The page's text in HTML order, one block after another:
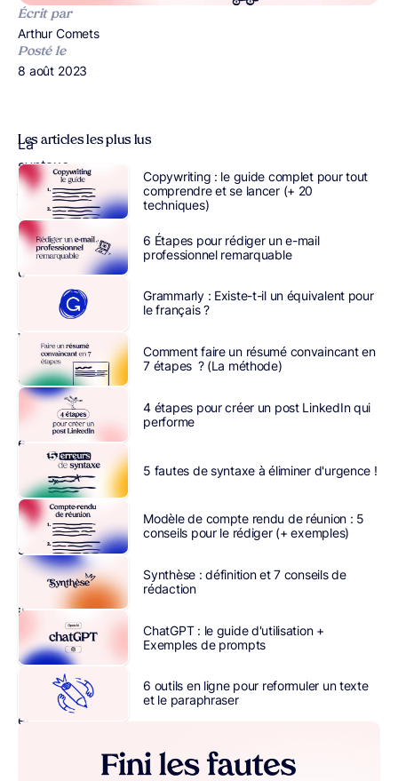
Écrit par
Publié par
Arthur Comets
Posté le
Publié le
8 août 2023
La
syntaxe
joue
rôle
central
dans
qualité
votre
écrit,
et
doit
alors
être
parfaitement
maîtrisée.
Quel
que
soit
domaine,
il
indispensable
écrire
Les articles les plus lus
Copywriting : le guide complet pour tout
comprendre et se lancer (+ 20
techniques)
6 Étapes pour rédiger un e-mail
professionnel remarquable
Grammarly : Existe-t-il un équivalent pour
le français ?
Comment faire un résumé convaincant en
7 étapes ? (La méthode)
4 étapes pour créer un post LinkedIn qui
performe
5 fautes de syntaxe à éliminer d'urgence !
Modèle de compte rendu de réunion : 5
conseils pour le rédiger (+ exemples)
Synthèse : définition et 7 conseils de
rédaction
ChatGPT : le guide d'utilisation +
Exemples de prompts
6 outils en ligne pour reformuler un texte
et le paraphraser